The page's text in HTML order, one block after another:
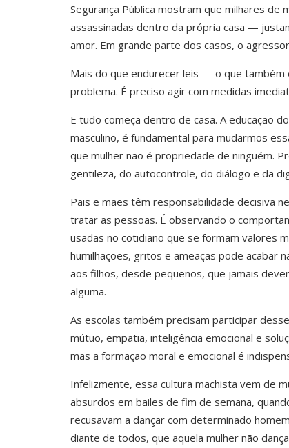
Segurança Pública mostram que milhares
assassinadas dentro da própria casa —
amor. Em grande parte dos casos, o
Mais do que endurecer leis — o que
problema. É preciso agir com medidas
E tudo começa dentro de casa. A educação
masculino, é fundamental para mudarmos
que mulher não é propriedade de ninguém.
gentileza, do autocontrole, do diálogo e da
Pais e mães têm responsabilidade decisiva
tratar as pessoas. É observando o
usadas no cotidiano que se formam valores
humilhações, gritos e ameaças pode acabar
aos filhos, desde pequenos, que jamais
alguma.
As escolas também precisam participar
mútuo, empatia, inteligência emocional e
mas a formação moral e emocional é
Infelizmente, essa cultura machista vem de
absurdos em bailes de fim de semana,
recusavam a dançar com determinado
diante de todos, que aquela mulher não